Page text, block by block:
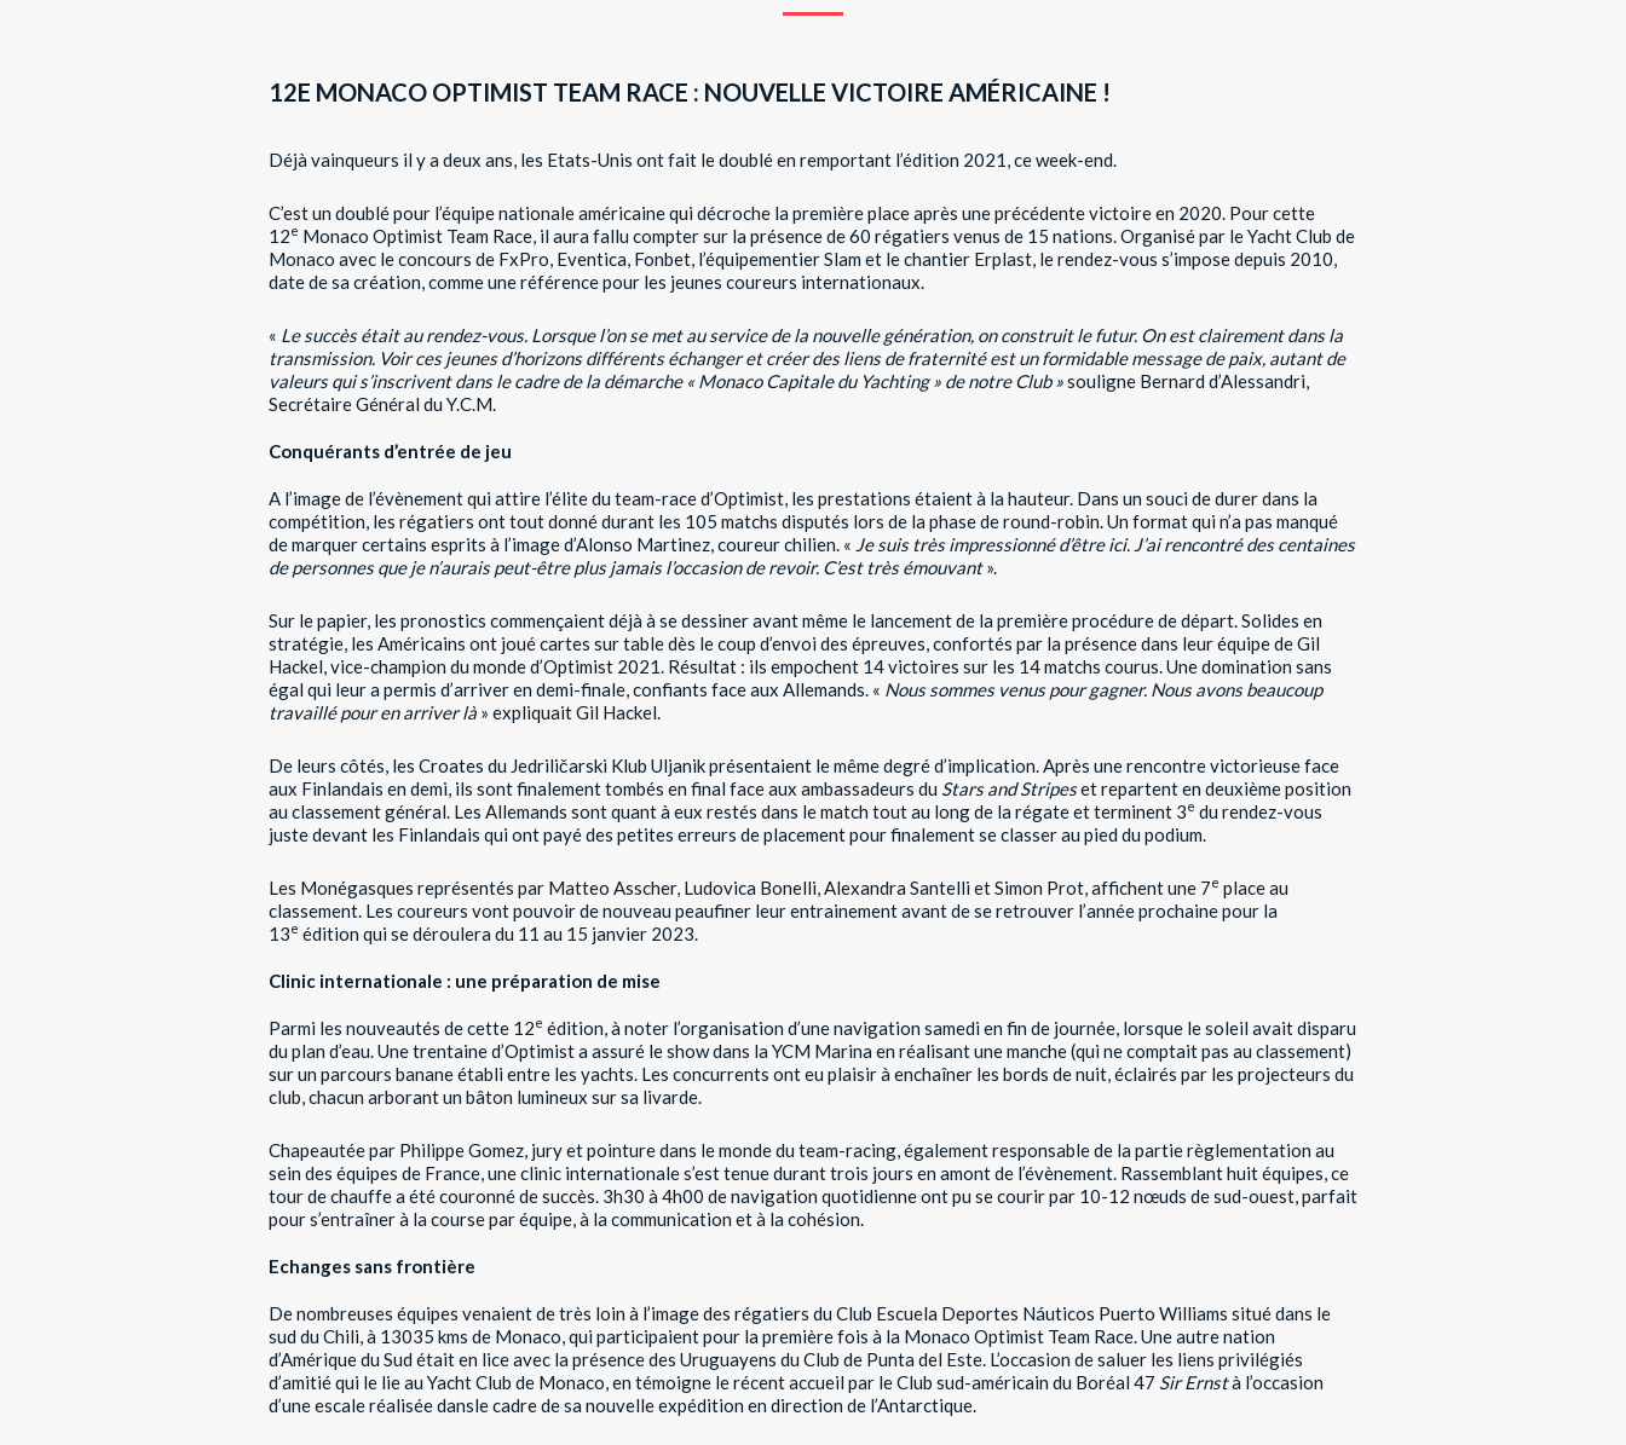
12E MONACO OPTIMIST TEAM RACE : NOUVELLE VICTOIRE AMÉRICAINE !
Déjà vainqueurs il y a deux ans, les Etats-Unis ont fait le doublé en remportant l’édition 2021, ce week-end.
C’est un doublé pour l’équipe nationale américaine qui décroche la première place après une précédente victoire en 2020. Pour cette
12e Monaco Optimist Team Race, il aura fallu compter sur la présence de 60 régatiers venus de 15 nations. Organisé par le Yacht Club de
Monaco avec le concours de FxPro, Eventica, Fonbet, l’équipementier Slam et le chantier Erplast, le rendez-vous s’impose depuis 2010,
date de sa création, comme une référence pour les jeunes coureurs internationaux.
« Le succès était au rendez-vous. Lorsque l’on se met au service de la nouvelle génération, on construit le futur. On est clairement dans la
transmission. Voir ces jeunes d’horizons différents échanger et créer des liens de fraternité est un formidable message de paix, autant de
valeurs qui s’inscrivent dans le cadre de la démarche « Monaco Capitale du Yachting » de notre Club »souligne Bernard d’Alessandri,
Secrétaire Général du Y.C.M.
Conquérants d’entrée de jeu
A l’image de l’évènement qui attire l’élite du team-race d’Optimist, les prestations étaient à la hauteur. Dans un souci de durer dans la
compétition, les régatiers ont tout donné durant les 105 matchs disputés lors de la phase de round-robin. Un format qui n’a pas manqué
de marquer certains esprits à l’image d’Alonso Martinez, coureur chilien. « Je suis très impressionné d’être ici. J’ai rencontré des centaines
de personnes que je n’aurais peut-être plus jamais l’occasion de revoir. C’est très émouvant».
Sur le papier, les pronostics commençaient déjà à se dessiner avant même le lancement de la première procédure de départ. Solides en
stratégie, les Américains ont joué cartes sur table dès le coup d’envoi des épreuves, confortés par la présence dans leur équipe de Gil
Hackel, vice-champion du monde d’Optimist 2021. Résultat : ils empochent 14 victoires sur les 14 matchs courus. Une domination sans
égal qui leur a permis d’arriver en demi-finale, confiants face aux Allemands. « Nous sommes venus pour gagner. Nous avons beaucoup
travaillé pour en arriver là » expliquait Gil Hackel.
De leurs côtés, les Croates du Jedriličarski Klub Uljanik présentaient le même degré d’implication. Après une rencontre victorieuse face
aux Finlandais en demi, ils sont finalement tombés en final face aux ambassadeurs du Stars and Stripeset repartent en deuxième position
au classement général. Les Allemands sont quant à eux restés dans le match tout au long de la régate et terminent 3e du rendez-vous
juste devant les Finlandais qui ont payé des petites erreurs de placement pour finalement se classer au pied du podium.
Les Monégasques représentés par Matteo Asscher, Ludovica Bonelli, Alexandra Santelli et Simon Prot, affichent une 7e place au
classement. Les coureurs vont pouvoir de nouveau peaufiner leur entrainement avant de se retrouver l’année prochaine pour la
13e édition qui se déroulera du 11 au 15 janvier 2023.
Clinic internationale : une préparation de mise
Parmi les nouveautés de cette 12e édition, à noter l’organisation d’une navigation samedi en fin de journée, lorsque le soleil avait disparu
du plan d’eau. Une trentaine d’Optimist a assuré le show dans la YCM Marina en réalisant une manche (qui ne comptait pas au classement)
sur un parcours banane établi entre les yachts. Les concurrents ont eu plaisir à enchaîner les bords de nuit, éclairés par les projecteurs du
club, chacun arborant un bâton lumineux sur sa livarde.
Chapeautée par Philippe Gomez, jury et pointure dans le monde du team-racing, également responsable de la partie règlementation au
sein des équipes de France, une clinic internationale s’est tenue durant trois jours en amont de l’évènement. Rassemblant huit équipes, ce
tour de chauffe a été couronné de succès. 3h30 à 4h00 de navigation quotidienne ont pu se courir par 10-12 nœuds de sud-ouest, parfait
pour s’entraîner à la course par équipe, à la communication et à la cohésion.
Echanges sans frontière
De nombreuses équipes venaient de très loin à l’image des régatiers du Club Escuela Deportes Náuticos Puerto Williams situé dans le
sud du Chili, à 13035 kms de Monaco, qui participaient pour la première fois à la Monaco Optimist Team Race. Une autre nation
d’Amérique du Sud était en lice avec la présence des Uruguayens du Club de Punta del Este. L’occasion de saluer les liens privilégiés
d’amitié qui le lie au Yacht Club de Monaco, en témoigne le récent accueil par le Club sud-américain du Boréal 47 Sir Ernstà l’occasion
d’une escale réalisée dansle cadre de sa nouvelle expédition en direction de l’Antarctique.